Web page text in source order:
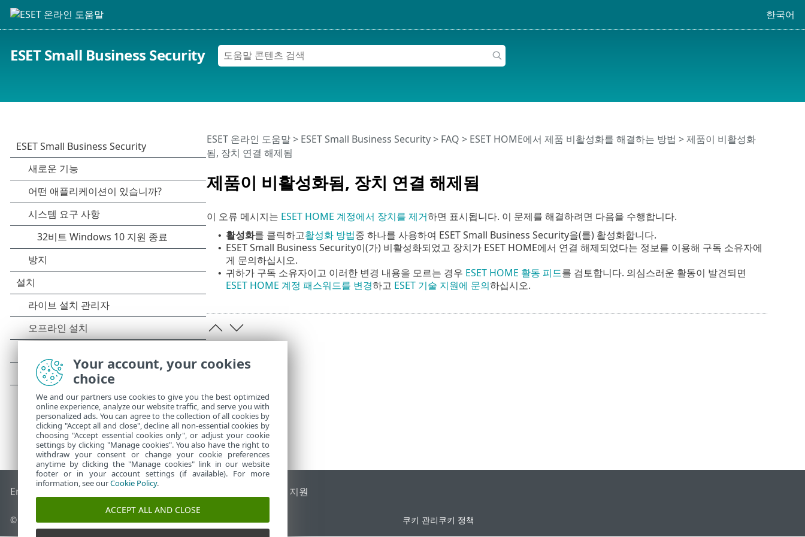
한국어
ESET Small Business Security
제품이 비활성화됨, 장치 연결 해제됨
ESET 온라인 도움말> ESET Small Business Security> FAQ > ESET HOME에서 제품 비활성화를 해결하는 방법 > 제품이 비활성화
됨, 장치 연결 해제됨
이 오류 메시지는 ESET HOME 계정에서 장치를 제거하면 표시됩니다. 이 문제를 해결하려면 다음을 수행합니다.
• 활성화를 클릭하고활성화 방법중 하나를 사용하여 ESET Small Business Security을(를) 활성화합니다.
• ESET Small Business Security이(가) 비활성화되었고 장치가 ESET HOME에서 연결 해제되었다는 정보를 이용해 구독 소유자에
게 문의하십시오.
• 귀하가 구독 소유자이고 이러한 변경 내용을 모르는 경우 ESET HOME 활동 피드를 검토합니다. 의심스러운 활동이 발견되면
ESET HOME 계정 패스워드를 변경하고 ESET 기술 지원에 문의하십시오.
End of Life ESET 지식 베이스 ESET 포럼 국가별 지원
© 1992 - 2026 ESET, spol. s r.o. - All rights reserved. 쿠키 관리쿠키 정책
Your account, your cookies
choice
We and our partners use cookies to give you the best optimized
online experience, analyze our website traffic, and serve you with
personalized ads. You can agree to the collection of all cookies by
clicking "Accept all and close", decline all non-essential cookies by
choosing "Accept essential cookies only", or adjust your cookie
settings by clicking "Manage cookies". You also have the right to
withdraw your consent or change your cookie preferences
anytime by clicking the "Manage cookies" link in our website
footer or in your account settings (if available). For more
information, see ourCookie Policy.
ACCEPT ALL AND CLOSE